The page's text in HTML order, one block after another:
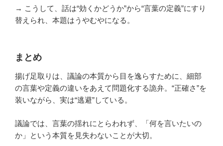
→ こうして、話は“効くかどうか”から“言葉の定義”にすり
替えられ、本題はうやむやになる。
まとめ
揚げ足取りは、議論の本質から目を逸らすために、細部
の言葉や定義の違いをあえて問題化する詭弁。“正確さ”を
装いながら、実は“逃避”している。
議論では、言葉の揺れにとらわれず、「何を言いたいの
か」という本質を見失わないことが大切。